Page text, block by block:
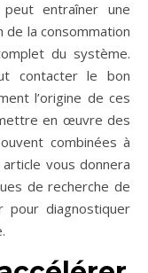
entraîner une
de la consommation
du système.
contacter le bon
l’origine de ces
en œuvre des
combinées à
vous donnera
de recherche de
diagnostiquer